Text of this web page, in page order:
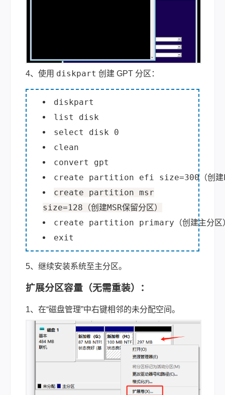
4、使用 diskpart 创建 GPT 分区：
diskpart
list disk
select disk 0
clean
convert gpt
create partition efi size=300（创建
create partition msr
size=128（创建MSR保留分区）
create partition primary（创建主分区
exit
5、继续安装系统至主分区。
扩展分区容量（无需重装）：
1、在“磁盘管理”中右键相邻的未分配空间。